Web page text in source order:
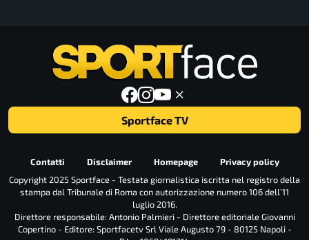
Sportface TV
Contatti Disclaimer Homepage
Privacy policy
Copyright 2025 Sportface - Testata giornalistica iscritta nel registro della
stampa dal Tribunale di Roma con autorizzazione numero 106 dell’11
luglio 2016.
Direttore responsabile: Antonio Palmieri - Direttore editoriale Giovanni
Copertino - Editore: Sportfacetv Srl Viale Augusto 79 - 80125 Napoli -